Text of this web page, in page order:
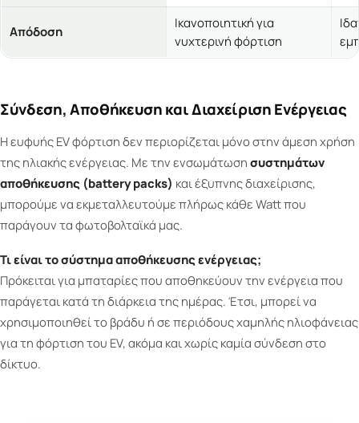
Απόδοση
Ικανοποιητική για
νυχτερινή φόρτιση
Σύνδεση, Αποθήκευση και Διαχείριση Ενέργειας
Η ευφυής EV φόρτιση δεν περιορίζεται μόνο στην άμεση χρήση
της ηλιακής ενέργειας. Με την ενσωμάτωση συστημάτων
αποθήκευσης (battery packs) και έξυπνης διαχείρισης,
μπορούμε να εκμεταλλευτούμε πλήρως κάθε Watt που
παράγουν τα φωτοβολταϊκά μας.
Τι είναι το σύστημα αποθήκευσης ενέργειας;
Πρόκειται για μπαταρίες που αποθηκεύουν την ενέργεια που
παράγεται κατά τη διάρκεια της ημέρας. Έτσι, μπορεί να
χρησιμοποιηθεί το βράδυ ή σε περιόδους χαμηλής ηλιοφάνειας
για τη φόρτιση του EV, ακόμα και χωρίς καμία σύνδεση στο
δίκτυο.